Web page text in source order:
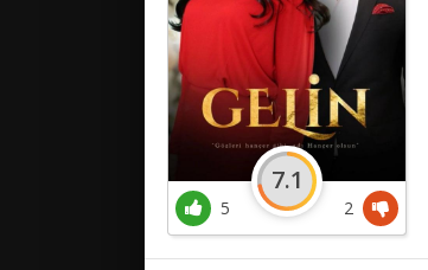
5
7.1
2